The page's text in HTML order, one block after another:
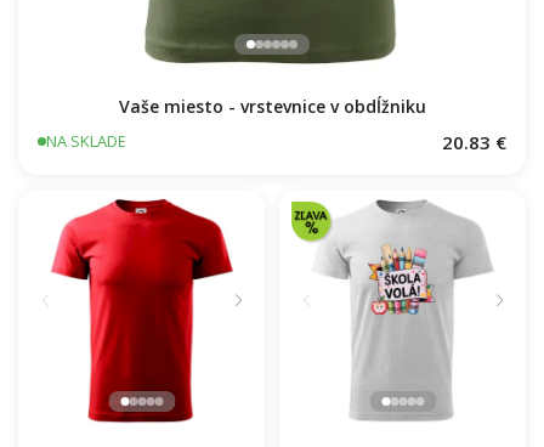
Vaše miesto - vrstevnice v obdĺžniku
NA SKLADE 20.83 €